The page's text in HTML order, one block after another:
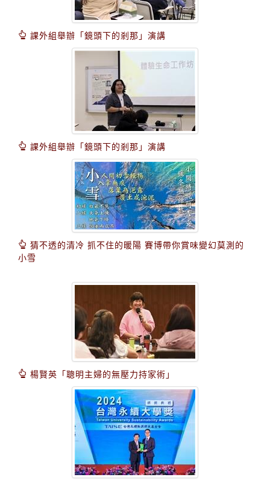
課外組舉辦「鏡頭下的剎那」演講
課外組舉辦「鏡頭下的剎那」演講
猜不透的清冷 抓不住的暖陽 賽博帶你賞味變幻莫測的
小雪
楊賢英「聰明主婦的無壓力持家術」